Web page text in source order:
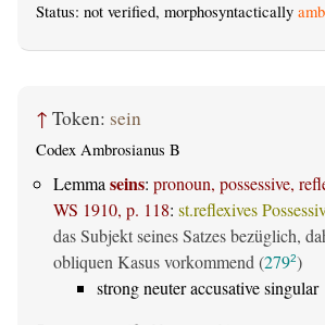
Status: not verified, morphosyntactically
↑ Token: sein
Codex Ambrosianus B
Lemma seins: pronoun, possessive,
WS 1910, p. 118: st.reflexives
das Subjekt seines Satzes bezüglich,
obliquen Kasus vorkommend (2792)
strong neuter accusative singular